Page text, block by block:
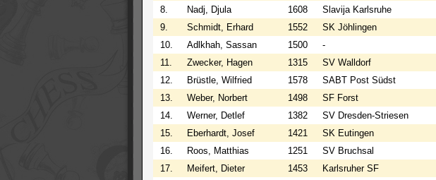
8.
Nadj, Djula 1608 Slavija Karlsruhe
9.
Schmidt, Erhard 1552 SK Jöhlingen
10.
Adlkhah, Sassan 1500 -
11.
Zwecker, Hagen 1315 SV Walldorf
12.
Brüstle, Wilfried 1578 SABT Post Südst
13.
Weber, Norbert 1498 SF Forst
14.
Werner, Detlef 1382 SV Dresden-Striesen
15.
Eberhardt, Josef 1421 SK Eutingen
16.
Roos, Matthias 1251 SV Bruchsal
17.
Meifert, Dieter 1453 Karlsruher SF